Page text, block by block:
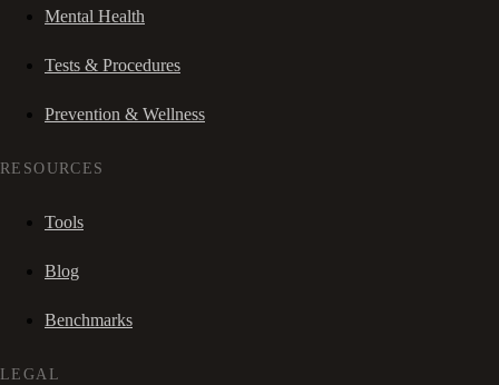
Mental Health
Tests & Procedures
Prevention & Wellness
RESOURCES
Tools
Blog
Benchmarks
LEGAL